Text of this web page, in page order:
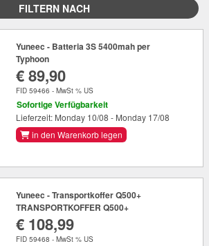
FILTERN NACH
Yuneec - Batteria 3S 5400mah per
Typhoon
€ 89,90
FID 59466 - MwSt % US
Sofortige Verfügbarkeit
Lieferzeit: Monday 10/08 - Monday 17/08
in den Warenkorb legen
Yuneec - Transportkoffer Q500+
TRANSPORTKOFFER Q500+
€ 108,99
FID 59468 - MwSt % US